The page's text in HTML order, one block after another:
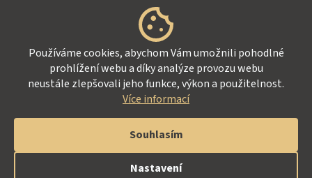
Používáme cookies, abychom Vám umožnili pohodlné
prohlížení webu a díky analýze provozu webu
neustále zlepšovali jeho funkce, výkon a použitelnost.
Více informací
Souhlasím
Nastavení
Vytvořil Shoptet